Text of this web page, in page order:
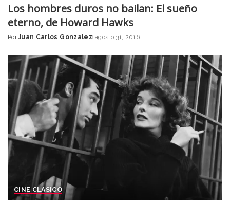
Los hombres duros no bailan: El sueño
eterno, de Howard Hawks
Posted
Por Juan Carlos Gonzalez agosto 31, 2016
CINE CLASICO